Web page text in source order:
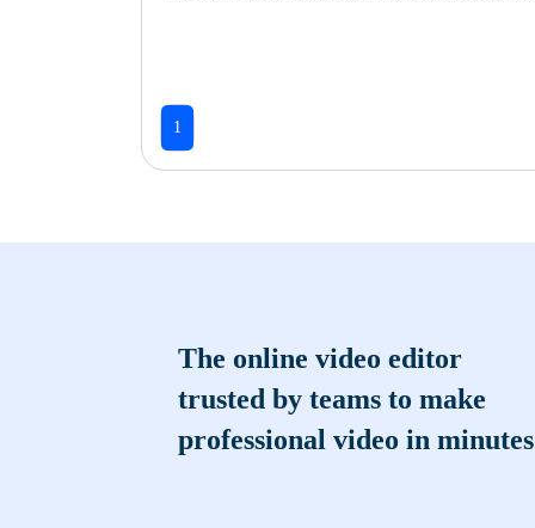
1
The online video editor
trusted by teams to make
professional video in minutes